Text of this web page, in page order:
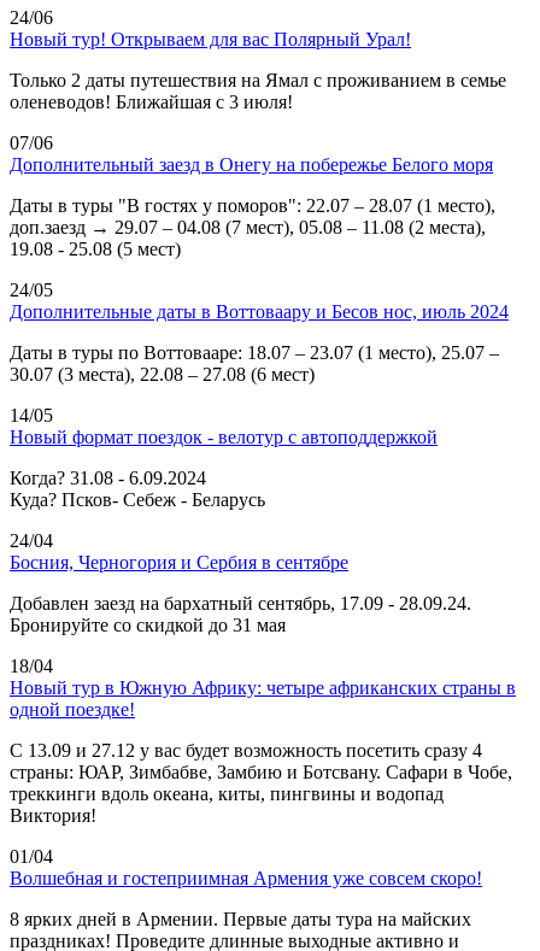
24/06
Новый тур! Открываем для вас Полярный Урал!
Только 2 даты путешествия на Ямал с проживанием в семье
оленеводов! Ближайшая с 3 июля!
07/06
Дополнительный заезд в Онегу на побережье Белого моря
Даты в туры "В гостях у поморов": 22.07 – 28.07 (1 место),
доп.заезд → 29.07 – 04.08 (7 мест), 05.08 – 11.08 (2 места),
19.08 - 25.08 (5 мест)
24/05
Дополнительные даты в Воттоваару и Бесов нос, июль 2024
Даты в туры по Воттовааре: 18.07 – 23.07 (1 место), 25.07 –
30.07 (3 места), 22.08 – 27.08 (6 мест)
14/05
Новый формат поездок - велотур с автоподдержкой
Когда? 31.08 - 6.09.2024
Куда? Псков- Себеж - Беларусь
24/04
Босния, Черногория и Сербия в сентябре
Добавлен заезд на бархатный сентябрь, 17.09 - 28.09.24.
Бронируйте со скидкой до 31 мая
18/04
Новый тур в Южную Африку: четыре африканских страны в
одной поездке!
C 13.09 и 27.12 у вас будет возможность посетить сразу 4
страны: ЮАР, Зимбабве, Замбию и Ботсвану. Сафари в Чобе,
треккинги вдоль океана, киты, пингвины и водопад
Виктория!
01/04
Волшебная и гостеприимная Армения уже совсем скоро!
8 ярких дней в Армении. Первые даты тура на майских
праздниках! Проведите длинные выходные активно и